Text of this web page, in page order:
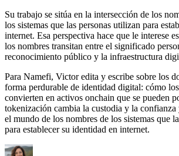
Su trabajo se sitúa en la intersección de los
los sistemas que las personas utilizan para
internet. Esa perspectiva hace que le interese
los nombres transitan entre el significado
reconocimiento público y la infraestructura
Para Namefi, Victor edita y escribe sobre los
forma perdurable de identidad digital: cómo
convierten en activos onchain que se pueden
tokenización cambia la custodia y la confianza
el mundo de los nombres de los sistemas que
para establecer su identidad en internet.